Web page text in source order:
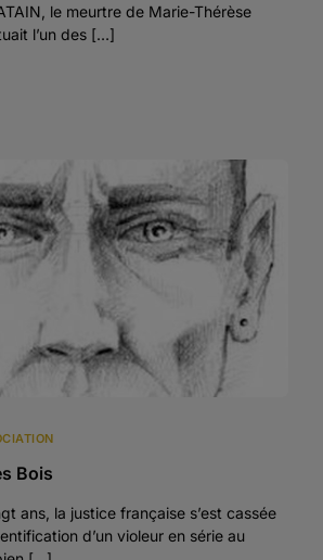
le meurtre de Marie-Thérèse
l’un des […]
Bois
ans, la justice française s’est cassée
d’un violeur en série au